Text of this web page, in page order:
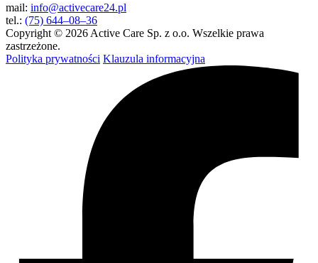
mail: info@activecare24.pl
tel.: (75) 644–08–36
Copyright © 2026 Active Care Sp. z o.o. Wszelkie prawa
zastrzeżone.
Polityka prywatności Klauzula informacyjna